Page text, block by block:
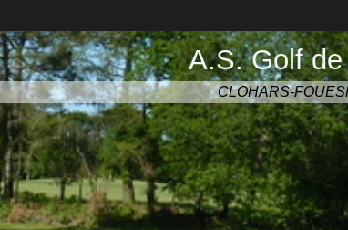
A.S. Golf
CLOHARS-